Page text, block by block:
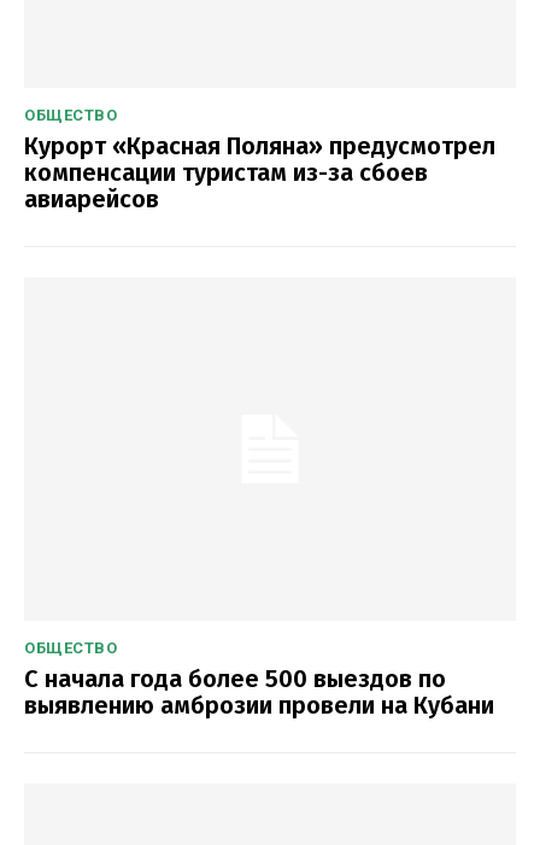
ОБЩЕСТВО
Курорт «Красная Поляна» предусмотрел
компенсации туристам из-за сбоев
авиарейсов
ОБЩЕСТВО
С начала года более 500 выездов по
выявлению амброзии провели на Кубани